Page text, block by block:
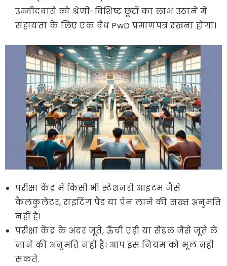
उम्मीदवारों को श्रेणी-विशिष्ट छूटों का लाभ उठाने में
सहायता के लिए एक वैध PwD प्रमाणपत्र रखना होगा।
परीक्षा केंद्र में किसी भी स्टेशनरी आइटम जैसे
कैलकुलेटर, राइटिंग पैड या पेन लाने की सख्त अनुमति
नहीं है।
परीक्षा केंद्र के अंदर जूते, ऊँची एड़ी या सैंडल जैसे जूते ले
जाने की अनुमति नहीं है। आप इस नियम को भूल नहीं
सकते.